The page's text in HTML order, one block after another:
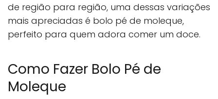
de região para região, uma dessas variações
mais apreciadas é bolo pé de moleque,
perfeito para quem adora comer um doce.
Como Fazer Bolo Pé de
Moleque